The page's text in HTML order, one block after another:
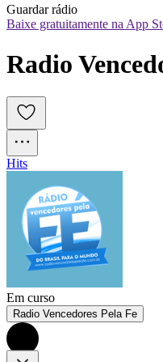
Guardar rádio
Baixe gratuitamente na App
Radio
Hits
Em curso
Radio Vencedores Pela Fe